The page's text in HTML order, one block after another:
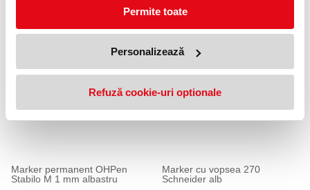
Permite toate
Personalizează
Refuză cookie-uri optionale
PRODUSE SIMILARE
Marker permanent OHPen
Stabilo M 1 mm albastru
Marker cu vopsea 270
Schneider alb